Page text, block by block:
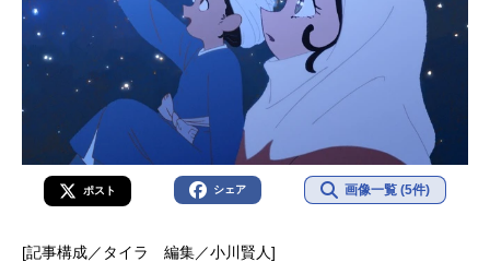
ポスト シェア 画像一覧 (5件)
[記事構成／タイラ 編集／小川賢人]